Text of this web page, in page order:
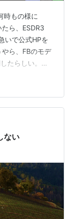
時もの様に
ら、ESDR3
いで公式HPを
ら、FBのモデ
たらしい。
はこんな感
トはこんな感じ
ニズムが改善さ
フィールドに
ない